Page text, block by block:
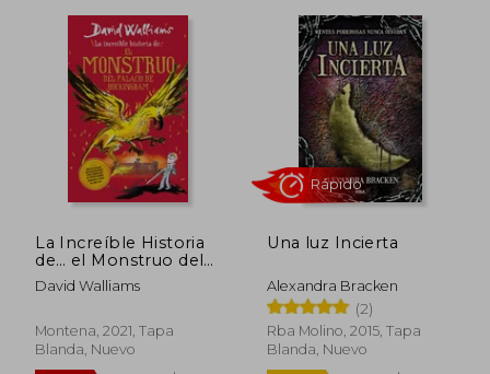
La Increíble Historia
de… el Monstruo del
Palacio de
Buckingham
David Walliams
Montena, 2021, Tapa
Blanda, Nuevo
Una luz Incierta
Alexandra Bracken
(2)
Rba Molino, 2015, Tapa
Blanda, Nuevo